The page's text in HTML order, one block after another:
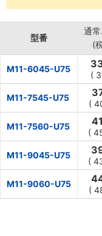
型番
通
(
M11-6045-U75
(
M11-7545-U75
(
M11-7560-U75
(
M11-9045-U75
(
M11-9060-U75
(